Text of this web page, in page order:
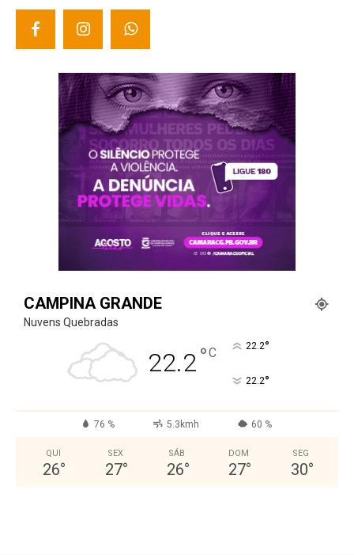
CAMPINA GRANDE
Nuvens Quebradas
22.2°C 22.2°
22.2°
76 % 5.3kmh 60 %
QUI
26°
SEX
27°
SÁB
26°
DOM
27°
SEG
30°